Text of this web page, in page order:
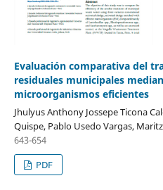
Evaluación comparativa del
residuales municipales
microorganismos eficientes
Jhulyus Anthony Jossepe Ticona
Quispe, Pablo Usedo Vargas,
643-654
PDF